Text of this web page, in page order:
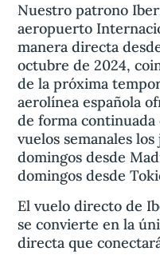
Nuestro patrono
aeropuerto
manera directa
octubre de 2024,
de la próxima
aerolínea española
de forma
vuelos semanales los
domingos desde
domingos desde
El vuelo directo de
se convierte en la
directa que